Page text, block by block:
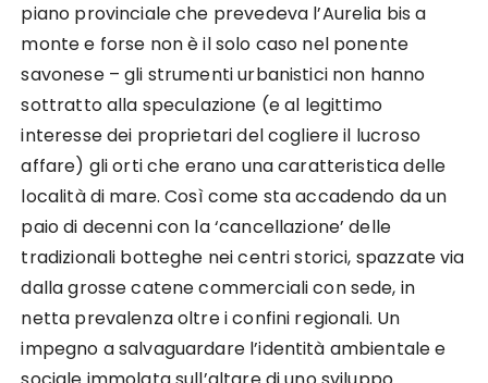
piano provinciale che prevedeva l’Aurelia bis a
monte e forse non è il solo caso nel ponente
savonese – gli strumenti urbanistici non hanno
sottratto alla speculazione (e al legittimo
interesse dei proprietari del cogliere il lucroso
affare) gli orti che erano una caratteristica delle
località di mare. Così come sta accadendo da un
paio di decenni con la ‘cancellazione’ delle
tradizionali botteghe nei centri storici, spazzate via
dalla grosse catene commerciali con sede, in
netta prevalenza oltre i confini regionali. Un
impegno a salvaguardare l’identità ambientale e